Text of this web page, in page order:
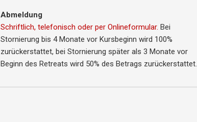
Abmeldung
Schriftlich, telefonisch oder per Onlineformular. Bei
Stornierung bis 4 Monate vor Kursbeginn wird 100%
zurückerstattet, bei Stornierung später als 3 Monate vor
Beginn des Retreats wird 50% des Betrags zurückerstattet.